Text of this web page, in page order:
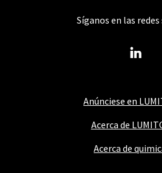
Anúnciese en
Acerca de
Acerca de
Síganos en las